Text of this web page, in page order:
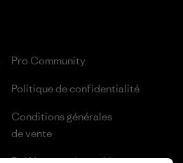
Pro Community
Politique de confidentialité
Conditions générales
de vente